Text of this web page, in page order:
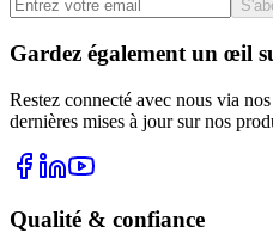
Gardez également un œil
Restez connecté avec nous via
dernières mises à jour sur nos
Qualité & confiance